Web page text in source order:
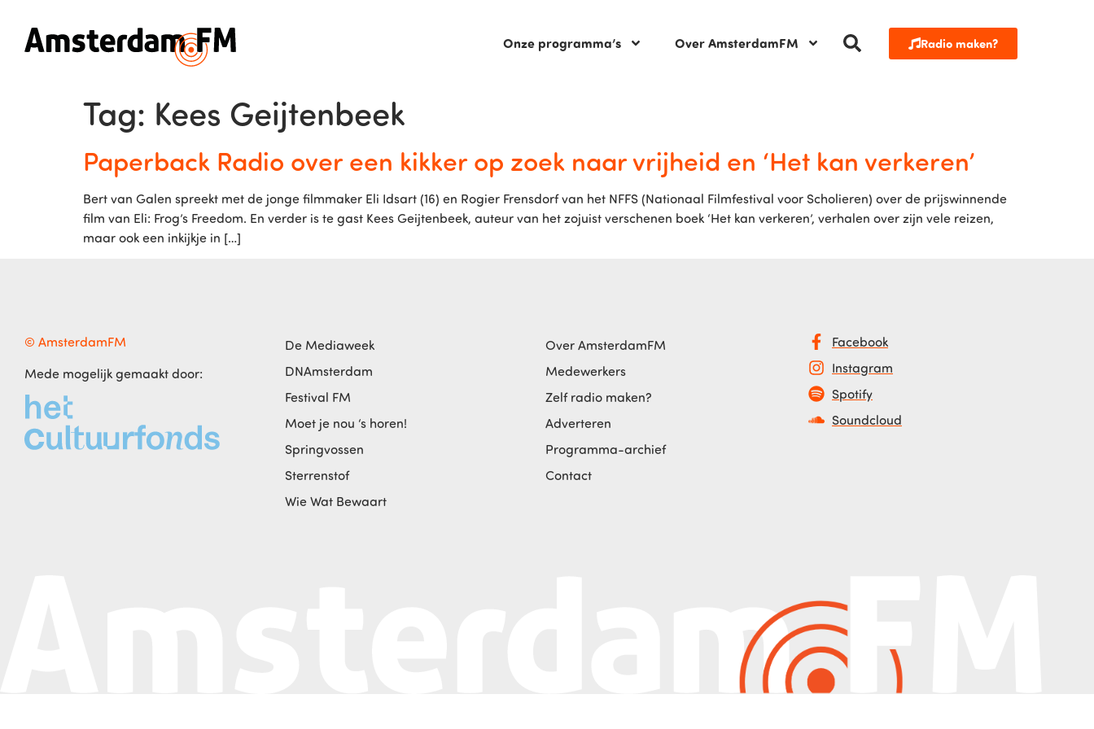
Onze programma’s Over AmsterdamFM Radio maken?
Tag: Kees Geijtenbeek
Paperback Radio over een kikker op zoek naar vrijheid en ‘Het kan verkeren’
Bert van Galen spreekt met de jonge filmmaker Eli Idsart (16) en Rogier Frensdorf van het NFFS (Nationaal Filmfestival voor Scholieren) over de prijswinnende
film van Eli: Frog’s Freedom. En verder is te gast Kees Geijtenbeek, auteur van het zojuist verschenen boek ‘Het kan verkeren’, verhalen over zijn vele reizen,
maar ook een inkijkje in […]
© AmsterdamFM
Mede mogelijk gemaakt door:
De Mediaweek
DNAmsterdam
Festival FM
Moet je nou ‘s horen!
Springvossen
Sterrenstof
Wie Wat Bewaart
Over AmsterdamFM
Medewerkers
Zelf radio maken?
Adverteren
Programma-archief
Contact
Facebook
Instagram
Spotify
Soundcloud